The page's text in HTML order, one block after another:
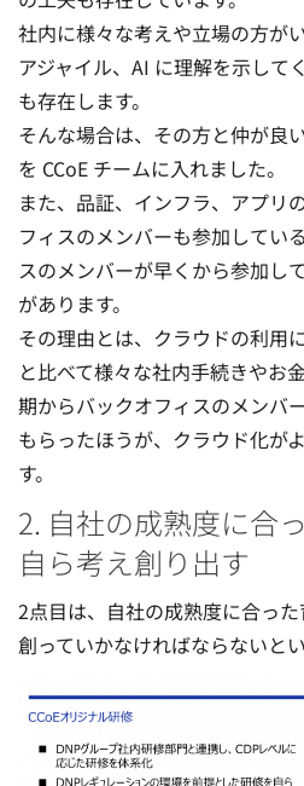
社内に様々な考えや立場の方が
アジャイル、AI に理解を示して
も存在します。
そんな場合は、その方と仲が良
を CCoE チームに入れました。
また、品証、インフラ、アプリ
フィスのメンバーも参加してい
スのメンバーが早くから参加し
があります。
その理由とは、クラウドの利用
と比べて様々な社内手続きやお
期からバックオフィスのメンバ
もらったほうが、クラウド化が
す。
2. 自社の成熟度に合
自ら考え創り出す
2点目は、自社の成熟度に合った
創っていかなければならないとい